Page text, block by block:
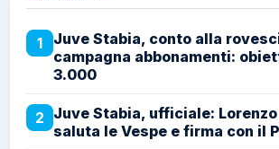
1
Juve Stabia, conto alla
campagna abbonamenti:
3.000
2 Juve Stabia, ufficiale:
saluta le Vespe e firma con il